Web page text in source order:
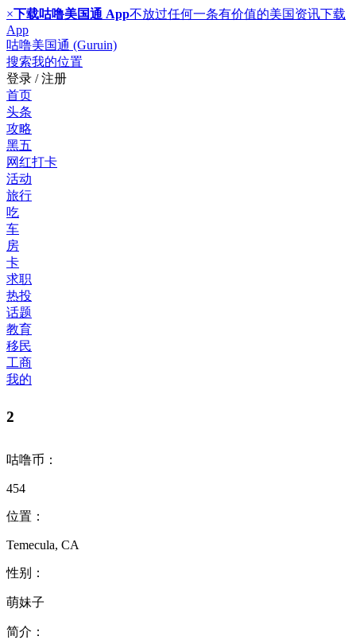
×下载咕噜美国通 App不放过任何一条有价值的美国资讯下载
App
咕噜美国通 (Guruin)
搜索我的位置
登录 / 注册
首页
头条
攻略
黑五
网红打卡
活动
旅行
吃
车
房
卡
求职
热投
话题
教育
移民
工商
我的
²
咕噜币：
454
位置：
Temecula, CA
性别：
萌妹子
简介：